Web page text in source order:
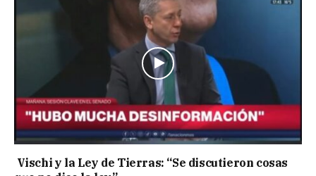
Vischi y la Ley de Tierras: “Se discutieron cosas